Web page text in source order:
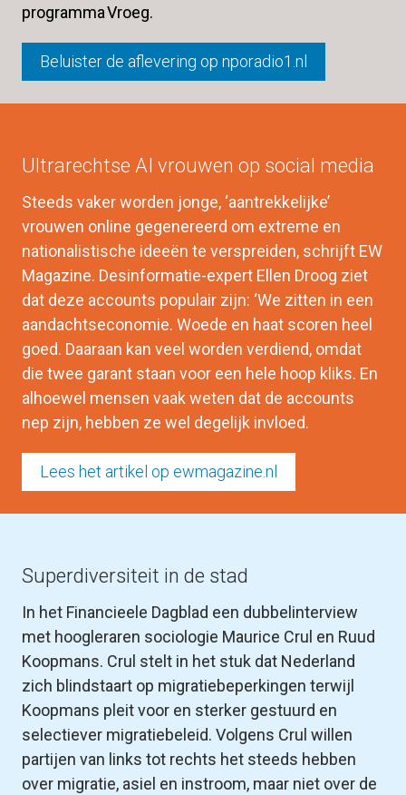
Superdiversiteit in de stad
In het Financieele Dagblad een dubbelinterview
met hoogleraren sociologie Maurice Crul en Ruud
Koopmans. Crul stelt in het stuk dat Nederland
zich blindstaart op migratiebeperkingen terwijl
Koopmans pleit voor en sterker gestuurd en
selectiever migratiebeleid. Volgens Crul willen
partijen van links tot rechts het steeds hebben
over migratie, asiel en instroom, maar niet over de
Ultrarechtse AI vrouwen op social media
Steeds vaker worden jonge, ‘aantrekkelijke’
vrouwen online gegenereerd om extreme en
nationalistische ideeën te verspreiden, schrijft EW
Magazine. Desinformatie-expert Ellen Droog ziet
dat deze accounts populair zijn: ‘We zitten in een
aandachtseconomie. Woede en haat scoren heel
goed. Daaraan kan veel worden verdiend, omdat
die twee garant staan voor een hele hoop kliks. En
alhoewel mensen vaak weten dat de accounts
nep zijn, hebben ze wel degelijk invloed.
Lees het artikel op ewmagazine.nl
programma Vroeg.
Beluister de aflevering op nporadio1.nl